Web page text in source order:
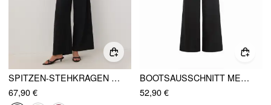
SPITZEN-STEHKRAGEN MID-RISE WIDE-LEG OVERALL MIT GÜRTEL
67,90 €
BOOTSAUSSCHNITT METALL-DETAIL MID RISE WIDE LEG JUMPSUIT MIT GÜRTEL
52,90 €